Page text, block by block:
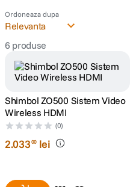
2. trepied
4 peak design
5. canon sx740 hs
6. lavaliera
Ordoneaza dupa
Relevanta
6 produse
Shimbol ZO500 Sistem Video
Wireless HDMI
(0)
2.03300 lei